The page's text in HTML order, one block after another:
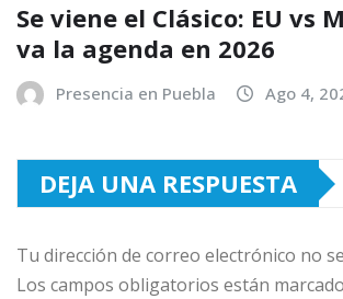
Se viene el Clásico: EU vs
va la agenda en 2026
Presencia en Puebla Ago 4,
DEJA UNA RESPUESTA
Tu dirección de correo electrónico no
Los campos obligatorios están